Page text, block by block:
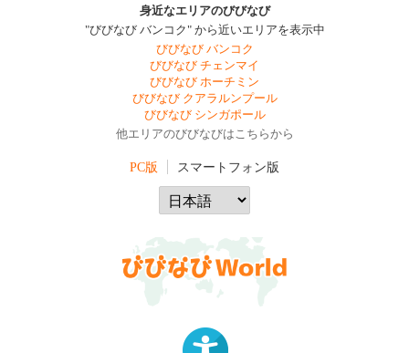
身近なエリアのびびなび
"びびなび バンコク" から近いエリアを表示中
びびなび バンコク
びびなび チェンマイ
びびなび ホーチミン
びびなび クアラルンプール
びびなび シンガポール
他エリアのびびなびはこちらから
PC版 スマートフォン版